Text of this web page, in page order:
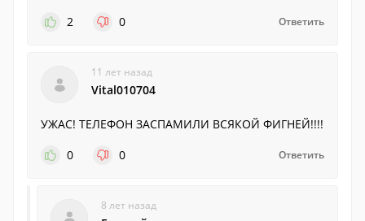
2
0 Ответить
11 лет назад
Vital010704
УЖАС! ТЕЛЕФОН ЗАСПАМИЛИ ВСЯКОЙ ФИГНЕЙ!!!!
0
0 Ответить
8 лет назад